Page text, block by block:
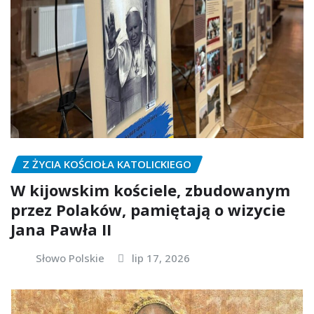
Z ŻYCIA KOŚCIOŁA KATOLICKIEGO
W kijowskim kościele, zbudowanym
przez Polaków, pamiętają o wizycie
Jana Pawła II
Słowo Polskie lip 17, 2026